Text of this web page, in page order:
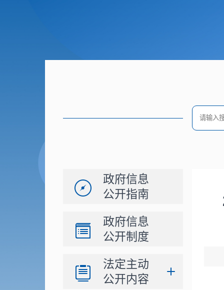
政府信息
公开指南
政府信息
公开制度
法定主动
公开内容